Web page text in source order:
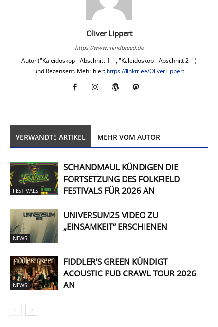
Oliver Lippert
https://www.mindbreed.de
Autor ("Kaleidoskop - Abschnitt 1 -", "Kaleidoskop - Abschnitt 2 -")
und Rezensent. Mehr hier: https://linktr.ee/OliverLippert
VERWANDTE ARTIKEL MEHR VOM AUTOR
FESTIVALS
SCHANDMAUL KÜNDIGEN DIE
FORTSETZUNG DES FOLKFIELD
FESTIVALS FÜR 2026 AN
NEWS
UNIVERSUM25 VIDEO ZU
„EINSAMKEIT“ ERSCHIENEN
NEWS
FIDDLER’S GREEN KÜNDIGT
ACOUSTIC PUB CRAWL TOUR 2026
AN